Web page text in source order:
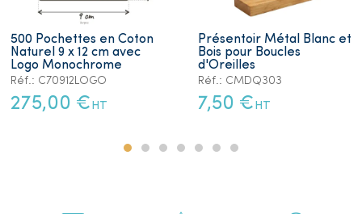
500 Pochettes en Coton
Naturel 9 x 12 cm avec
Logo Monochrome
Réf.: C70912LOGO
275,00 € HT
Présentoir Métal Blanc et
Bois pour Boucles
d'Oreilles
Réf.: CMDQ303
7,50 € HT